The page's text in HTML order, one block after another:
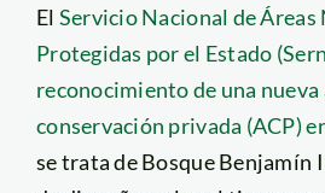
El Servicio Nacional de Áreas
Protegidas por el Estado
reconocimiento de una nueva
conservación privada (ACP)
se trata de Bosque Benjamín